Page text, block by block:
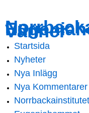
main
content
navigation
Vänner
Main menu
Startsida
Nyheter
Nya Inlägg
Nya Kommentarer
Norrbackainstitutet